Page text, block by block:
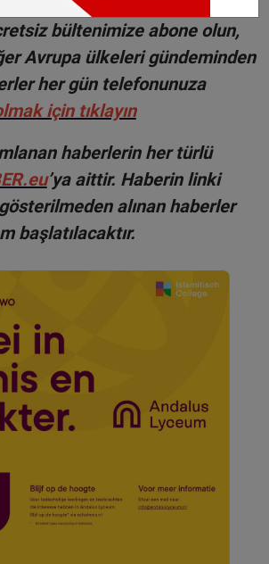
bültenimize abone olun,
Avrupa ülkeleri gündeminden
her gün telefonunuza
için tıklayın
haberlerin her türlü
’ya aittir. Haberin linki
alınan haberler
başlatılacaktır.